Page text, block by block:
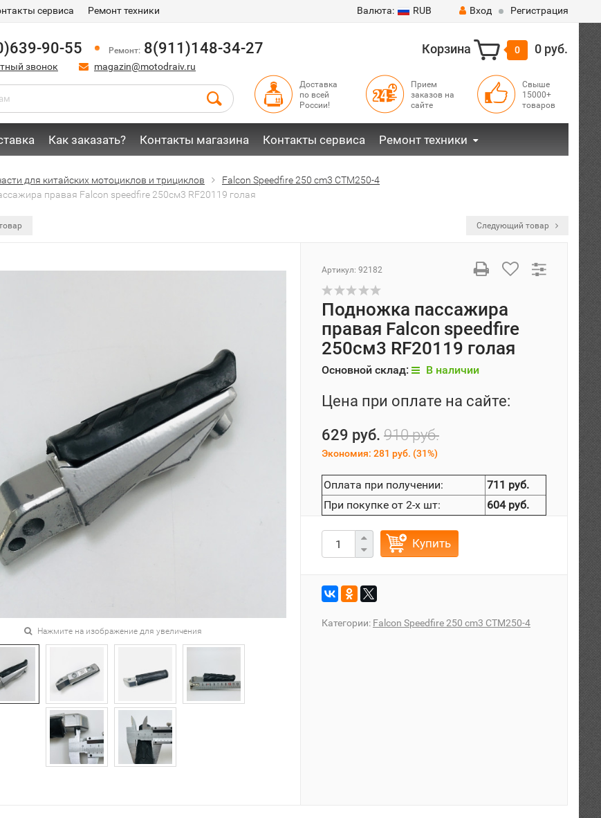
сервиса Ремонт техники Валюта: RUB Вход Регистрация
90-55 Ремонт: 8(911)148-34-27
звонок magazin@motodraiv.ru
Корзина 0 0 руб.
Доставка
по всей
России!
Прием
заказов на
сайте
Свыше
15000+
товаров
Как заказать? Контакты магазина Контакты сервиса Ремонт техники
для китайских мотоциклов и трициклов
Falcon Speedfire 250 cm3 CTM250-4
правая Falcon speedfire 250см3 RF20119 голая
Следующий товар
Нажмите на изображение для увеличения
Артикул: 92182
Подножка пассажира
правая Falcon speedfire
250см3 RF20119 голая
Основной склад: В наличии
Цена при оплате на сайте:
629 руб. 910 руб.
Экономия: 281 руб. (31%)
Оплата при получении:
711 руб.
При покупке от 2-х шт:
604 руб.
Купить
Категории: Falcon Speedfire 250 cm3 CTM250-4